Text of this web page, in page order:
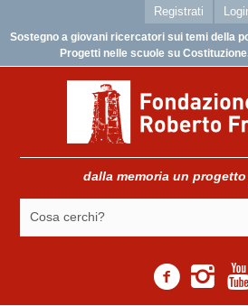
Registrati
Sostegno a giovani ricercatori sui temi della
Progetti nelle scuole su
dalla memoria un